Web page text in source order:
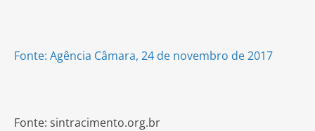
Fonte: Agência Câmara, 24 de novembro de 2017
Fonte: sintracimento.org.br